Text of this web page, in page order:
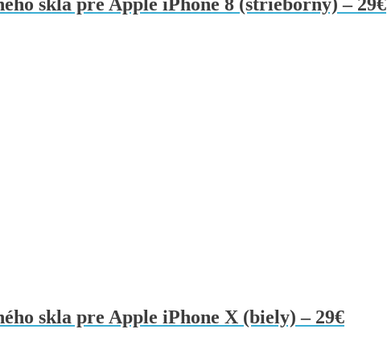
skla pre Apple iPhone X (biely) – 29€